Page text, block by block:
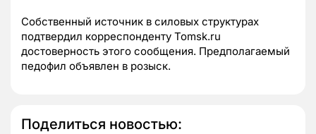
Собственный источник в силовых структурах
подтвердил корреспонденту Tomsk.ru
достоверность этого сообщения. Предполагаемый
педофил объявлен в розыск.
Поделиться новостью: